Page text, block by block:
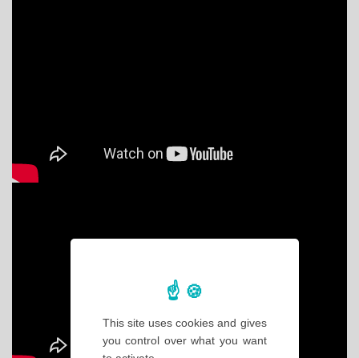
This site uses cookies and gives
you control over what you want